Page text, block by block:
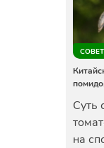
Суть
на